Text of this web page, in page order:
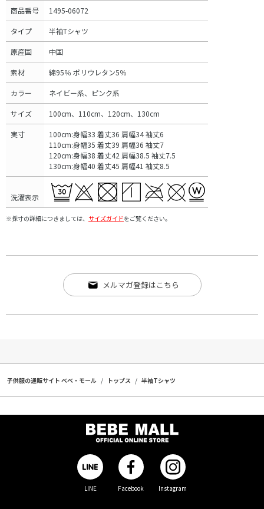
商品番号 1495-06072
タイプ 半袖Tシャツ
原産国 中国
素材 綿95％ ポリウレタン5％
カラー ネイビー系、ピンク系
サイズ 100cm、110cm、120cm、130cm
実寸
100cm:身幅33 着丈36 肩幅34 袖丈6
110cm:身幅35 着丈39 肩幅36 袖丈7
120cm:身幅38 着丈42 肩幅38.5 袖丈7.5
130cm:身幅40 着丈45 肩幅41 袖丈8.5
洗濯表示
※採寸の詳細につきましては、 サイズガイドをご覧ください。
メルマガ登録はこちら
子供服の通販サイト ベベ・モール トップス 半袖Tシャツ
LINE Facebook Instagram